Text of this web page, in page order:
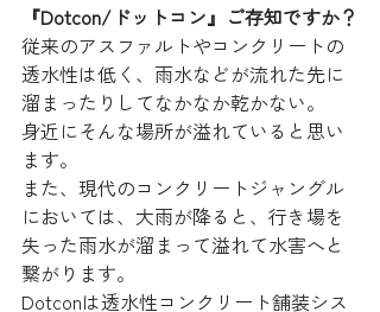
『Dotcon/ドットコン』ご存知ですか？
従来のアスファルトやコンクリートの
透水性は低く、雨水などが流れた先に
溜まったりしてなかなか乾かない。
身近にそんな場所が溢れていると思い
ます。
また、現代のコンクリートジャングル
においては、大雨が降ると、行き場を
失った雨水が溜まって溢れて水害へと
繋がります。
Dotconは透水性コンクリート舗装シス